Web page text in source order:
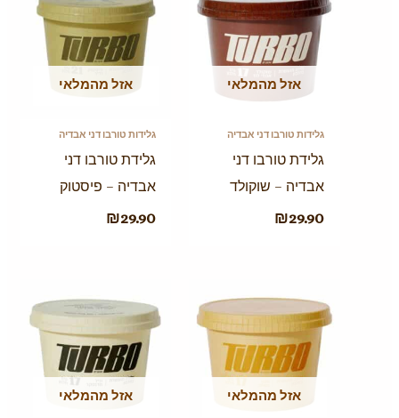
אזל מהמלאי
גלידות טורבו דני אבדיה
גלידת טורבו דני
אבדיה – שוקולד
₪29.90
אזל מהמלאי
גלידות טורבו דני אבדיה
גלידת טורבו דני
אבדיה – פיסטוק
₪29.90
אזל מהמלאי אזל מהמלאי